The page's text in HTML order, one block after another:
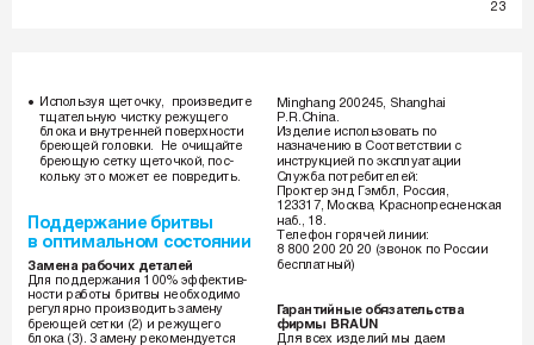
23
1 3 23 005.07.2007
• Minghang 200245, Shanghai
Используя щеточку,  произведите
тщательную чистку режущего P.R.China.
блока и внутренней поверхности Изделие использовать по
бреющей головки.  Не очищайте назначению в Соответствии с
бреющую сетку щеточкой, пос- инструкцией по эксплуатации
кольку это может ее повредить.
Служба потребителей:
Проктер энд Гэмбл, Россия,
123317, Москва, Краснопресненская
наб., 18.
Поддержание бритвы
Телефон горячей линии:
в оптимальном состоянии
8 800 200 20 20 (звонок по России
Замена рабочих деталей
бесплатный)
Для поддержания 100% эффектив-
ности работы бритвы необходимо
регулярно производить замену
É‡‡ÌÚËÈÌ˚Â Ó·ﬂÁ‡ÚÂÎ¸ÒÚ‚‡
бреющей сетки (2) и режущего ÙËÏ˚ BRAUN
блока (3). Замену рекомендуется ÑÎﬂ ‚ÒÂı ËÁ‰ÂÎËÈ Ï˚ ‰‡ÂÏ